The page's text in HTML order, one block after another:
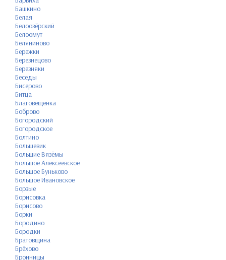
Башкино
Белая
Белоозёрский
Белоомут
Беляниново
Бережки
Березнецово
Березняки
Беседы
Бисерово
Битца
Благовещенка
Боброво
Богородский
Богородское
Болтино
Большевик
Большие Вязёмы
Большое Алексеевское
Большое Буньково
Большое Ивановское
Борзые
Борисовка
Борисово
Борки
Бородино
Бородки
Братовщина
Брёхово
Бронницы